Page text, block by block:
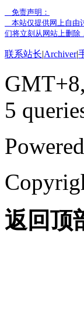
免责声明：
本站仅提供网上自由
们将立刻从网站上删除
联系站长|Archiver|
5
返回顶